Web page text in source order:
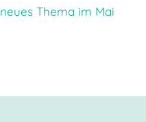
Thema im Mai